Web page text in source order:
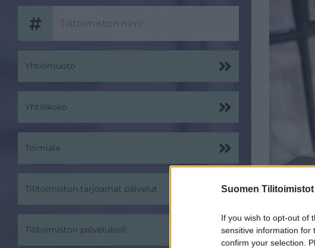
Suomen Tilitoimistot
If you wish to opt-out of
sensitive information for
confirm your selection.
Yhtiömuoto
Yhtiökoko
Toimiala
Tilitoimiston tarjoamat palvelut
Tilitoimiston palvelukieli